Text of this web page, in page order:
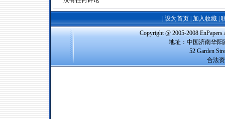
设为首页| 加入收藏|
Copyright @ 2005-2008
地址：中国济南华
52 Garden
合法